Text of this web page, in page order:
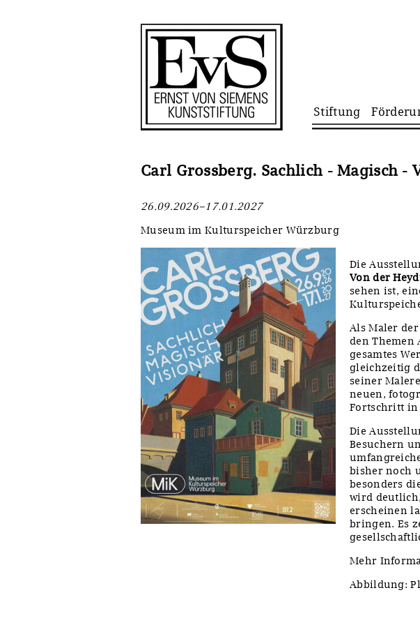
Navigation
überspringen
Stiftung
Carl Grossberg. Sachlich - Magisch -
26.09.2026–17.01.2027
Museum im Kulturspeicher Würzburg
Die
Von der
sehen ist,
Als Maler
den Themen
gesamtes
gleichzeitig
seiner
neuen,
Fortschritt in
Die
Besuchern
bisher noch
besonders
wird
erscheinen
bringen. Es
Mehr
Abbildung: